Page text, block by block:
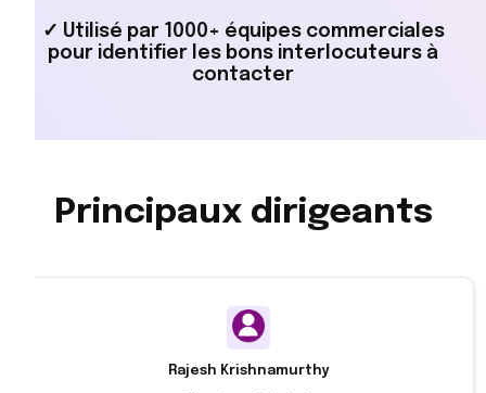
✓ Utilisé par 1000+ équipes commerciales
pour identifier les bons interlocuteurs à
contacter
Principaux dirigeants
Rajesh Krishnamurthy